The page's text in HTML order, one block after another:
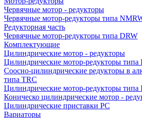
Червячные мотор - редукторы
Червячные мотор-редукторы типа
Редукторная часть
Червячные мотор-редукторы типа DRW
Комплектующие
Цилиндрические мотор - редукторы
Цилиндрические мотор-редукторы типа
Соосно-цилиндрические редукторы в
типа TRC
Цилиндрические мотор-редукторы типа
Коническо цилиндрические мотор -
Цилиндрические приставки PC
Вариаторы